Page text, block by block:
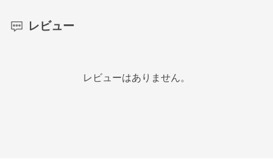
レビュー
レビューはありません。